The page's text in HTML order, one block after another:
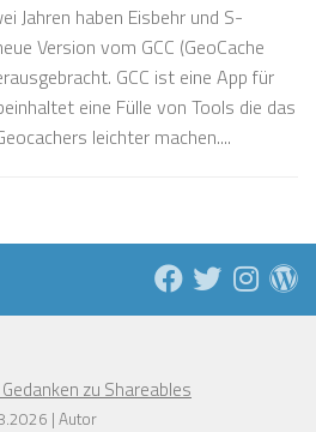
Jahren haben Eisbehr und S-
Version vom GCC (GeoCache
GCC ist eine App für
eine Fülle von Tools die das
leichter machen....
zu Shareables
Autor